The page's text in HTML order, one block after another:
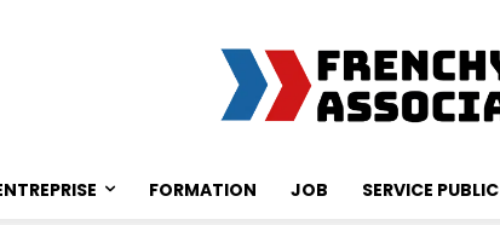
FORMATION JOB SERVICE PUBLIC